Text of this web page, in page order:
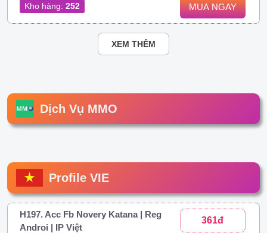
Kho hàng: 252 MUA NGAY
XEM THÊM
Dịch Vụ MMO
Profile VIE
H197. Acc Fb Novery Katana | Reg
Androi | IP Việt
361đ